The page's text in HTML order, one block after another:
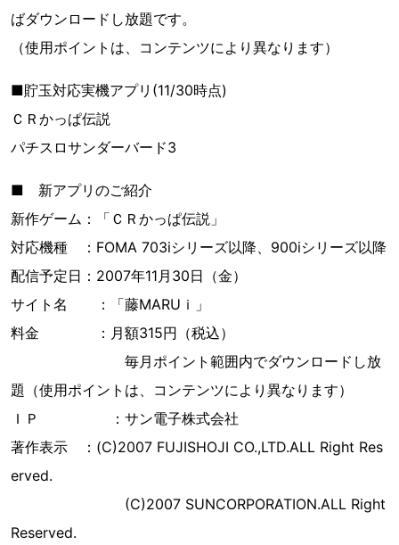
ばダウンロードし放題です。
（使用ポイントは、コンテンツにより異なります）
■貯玉対応実機アプリ(11/30時点)
ＣＲかっぱ伝説
パチスロサンダーバード3
■ 新アプリのご紹介
新作ゲーム：「ＣＲかっぱ伝説」
対応機種 ：FOMA 703iシリーズ以降、900iシリーズ以降
配信予定日：2007年11月30日（金）
サイト名 ：「藤MARUｉ」
料金 ：月額315円（税込）
毎月ポイント範囲内でダウンロードし放
題（使用ポイントは、コンテンツにより異なります）
ＩＰ ：サン電子株式会社
著作表示 ：(C)2007 FUJISHOJI CO.,LTD.ALL Right Res
erved.
(C)2007 SUNCORPORATION.ALL Right
Reserved.